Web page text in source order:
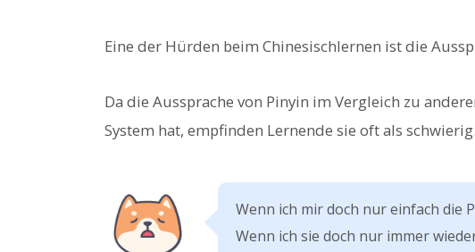
Eine der Hürden beim Chinesischlernen ist die
Da die Aussprache von Pinyin im Vergleich zu
System hat, empfinden Lernende sie oft als schwierig.
Wenn ich mir doch nur einfach die
Wenn ich sie doch nur immer